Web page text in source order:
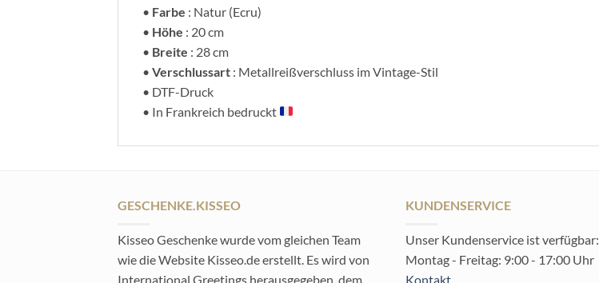
• Farbe : Natur (Ecru)
• Höhe : 20 cm
• Breite : 28 cm
• Verschlussart : Metallreißverschluss im Vintage-Stil
• DTF-Druck
• In Frankreich bedruckt
GESCHENKE.KISSEO
Kisseo Geschenke wurde vom gleichen Team
wie die Website Kisseo.de erstellt. Es wird von
International Greetings herausgegeben, dem
KUNDENSERVICE
Unser Kundenservice ist verfügbar:
Montag - Freitag: 9:00 - 17:00 Uhr
Kontakt